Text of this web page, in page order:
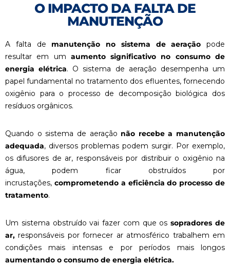
O IMPACTO DA FALTA DE
MANUTENÇÃO
A falta de manutenção no sistema de aeração pode
resultar em um aumento significativo no consumo de
energia elétrica. O sistema de aeração desempenha um
papel fundamental no tratamento dos efluentes, fornecendo
oxigênio para o processo de decomposição biológica dos
resíduos orgânicos.
Quando o sistema de aeração não recebe a manutenção
adequada, diversos problemas podem surgir. Por exemplo,
os difusores de ar, responsáveis por distribuir o oxigênio na
água, podem ficar obstruídos por
incrustações, comprometendo a eficiência do processo de
tratamento.
Um sistema obstruído vai fazer com que ossopradores de
ar, responsáveis por fornecer ar atmosférico trabalhem em
condições mais intensas e por períodos mais longos
aumentando o consumo de energia elétrica.